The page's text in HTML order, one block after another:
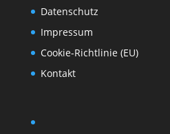
Datenschutz
Impressum
Cookie-Richtlinie (EU)
Kontakt